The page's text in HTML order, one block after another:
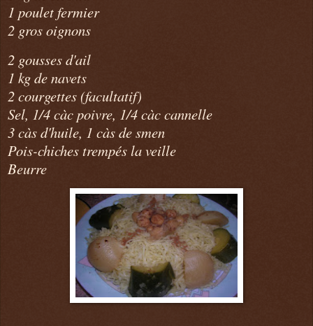
1 poulet fermier
2 gros oignons
2 gousses d'ail
1 kg de navets
2 courgettes (facultatif)
Sel, 1/4 càc poivre, 1/4 càc cannelle
3 càs d'huile, 1 càs de smen
Pois-chiches trempés la veille
Beurre